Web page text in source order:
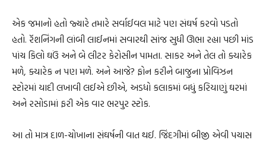
એક જમાનો હતો જ્યારે તમારે સર્વાઈવલ માટે પણ સંઘર્ષ કરવો પડતો
હતો. રૅશનિંગની લાંબી લાઈનમાં સવારથી સાંજ સુધી ઊભા રહ્યા પછી માંડ
પાંચ કિલો ઘઉં અને બે લીટર કેરોસીન પામતા. સાકર અને તેલ તો ક્યારેક
મળે, ક્યારેક ન પણ મળે. અને આજે? ફોન કરીને બાજુના પ્રોવિઝન
સ્ટોરમાં યાદી લખાવી લઈએ છીએ, અડધો કલાકમાં બધું કરિયાણું ઘરમાં
અને રસોડામાં ફરી એક વાર ભરપુર સ્ટોક.
આ તો માત્ર દાળ-ચોખાના સંઘર્ષની વાત થઈ. જિંદગીમાં બીજી એવી પચાસ